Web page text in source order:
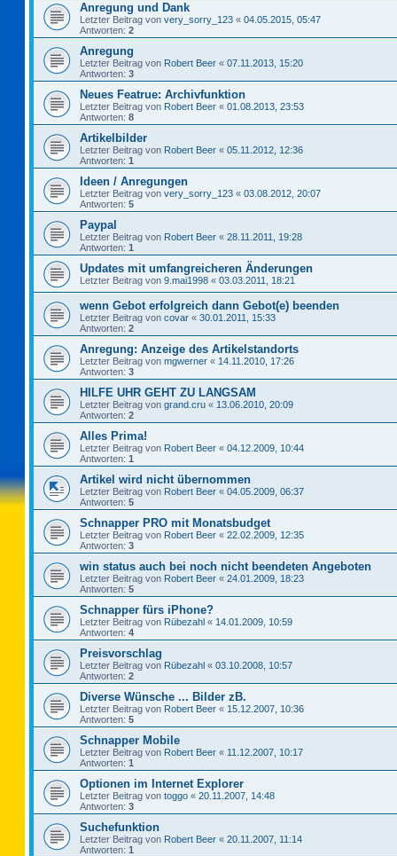
Anregung und Dank
Letzter Beitrag von very_sorry_123 « 04.05.2015, 05:47
Antworten: 2
Anregung
Letzter Beitrag von Robert Beer « 07.11.2013, 15:20
Antworten: 3
Neues Featrue: Archivfunktion
Letzter Beitrag von Robert Beer « 01.08.2013, 23:53
Antworten: 8
Artikelbilder
Letzter Beitrag von Robert Beer « 05.11.2012, 12:36
Antworten: 1
Ideen / Anregungen
Letzter Beitrag von very_sorry_123 « 03.08.2012, 20:07
Antworten: 5
Paypal
Letzter Beitrag von Robert Beer « 28.11.2011, 19:28
Antworten: 1
Updates mit umfangreicheren Änderungen
Letzter Beitrag von 9.mai1998 « 03.03.2011, 18:21
wenn Gebot erfolgreich dann Gebot(e) beenden
Letzter Beitrag von covar « 30.01.2011, 15:33
Antworten: 2
Anregung: Anzeige des Artikelstandorts
Letzter Beitrag von mgwerner « 14.11.2010, 17:26
Antworten: 3
HILFE UHR GEHT ZU LANGSAM
Letzter Beitrag von grand.cru « 13.06.2010, 20:09
Antworten: 2
Alles Prima!
Letzter Beitrag von Robert Beer « 04.12.2009, 10:44
Antworten: 1
Artikel wird nicht übernommen
Letzter Beitrag von Robert Beer « 04.05.2009, 06:37
Antworten: 5
Schnapper PRO mit Monatsbudget
Letzter Beitrag von Robert Beer « 22.02.2009, 12:35
Antworten: 3
win status auch bei noch nicht beendeten Angeboten
Letzter Beitrag von Robert Beer « 24.01.2009, 18:23
Antworten: 5
Schnapper fürs iPhone?
Letzter Beitrag von Rübezahl « 14.01.2009, 10:59
Antworten: 4
Preisvorschlag
Letzter Beitrag von Rübezahl « 03.10.2008, 10:57
Antworten: 2
Diverse Wünsche ... Bilder zB.
Letzter Beitrag von Robert Beer « 15.12.2007, 10:36
Antworten: 5
Schnapper Mobile
Letzter Beitrag von Robert Beer « 11.12.2007, 10:17
Antworten: 1
Optionen im Internet Explorer
Letzter Beitrag von toggo « 20.11.2007, 14:48
Antworten: 3
Suchefunktion
Letzter Beitrag von Robert Beer « 20.11.2007, 11:14
Antworten: 1